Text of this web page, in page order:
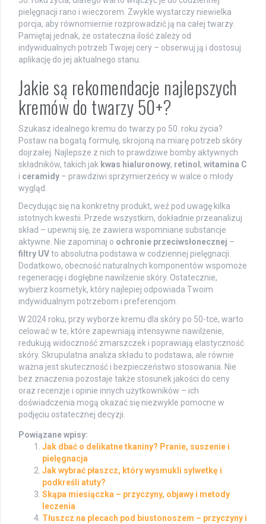
pielęgnacji rano i wieczorem. Zwykle wystarczy niewielka
porcja, aby równomiernie rozprowadzić ją na całej twarzy.
Pamiętaj jednak, że ostateczna ilość zależy od
indywidualnych potrzeb Twojej cery – obserwuj ją i dostosuj
aplikację do jej aktualnego stanu.
Jakie są rekomendacje najlepszych
kremów do twarzy 50+?
Szukasz idealnego kremu do twarzy po 50. roku życia?
Postaw na bogatą formułę, skrojoną na miarę potrzeb skóry
dojrzałej. Najlepsze z nich to prawdziwe bomby aktywnych
składników, takich jak kwas hialuronowy, retinol, witamina C
i ceramidy – prawdziwi sprzymierzeńcy w walce o młody
wygląd.
Decydując się na konkretny produkt, weź pod uwagę kilka
istotnych kwestii. Przede wszystkim, dokładnie przeanalizuj
skład – upewnij się, że zawiera wspomniane substancje
aktywne. Nie zapominaj o ochronie przeciwsłonecznej –
filtry UVto absolutna podstawa w codziennej pielęgnacji.
Dodatkowo, obecność naturalnych komponentów wspomoże
regenerację i dogłębne nawilżenie skóry. Ostatecznie,
wybierz kosmetyk, który najlepiej odpowiada Twoim
indywidualnym potrzebom i preferencjom.
W 2024 roku, przy wyborze kremu dla skóry po 50-tce, warto
celować w te, które zapewniają intensywne nawilżenie,
redukują widoczność zmarszczek i poprawiają elastyczność
skóry. Skrupulatna analiza składu to podstawa, ale równie
ważna jest skuteczność i bezpieczeństwo stosowania. Nie
bez znaczenia pozostaje także stosunek jakości do ceny
oraz recenzje i opinie innych użytkowników – ich
doświadczenia mogą okazać się niezwykle pomocne w
podjęciu ostatecznej decyzji.
Powiązane wpisy:
Jak dbać o delikatne tkaniny? Pranie, suszenie i
pielęgnacja
Jak wybrać płaszcz, który wysmukli sylwetkę i
podkreśli atuty?
Skąpa miesiączka – przyczyny, objawy i metody
leczenia
Tłuszcz na plecach pod biustonoszem – przyczyny i